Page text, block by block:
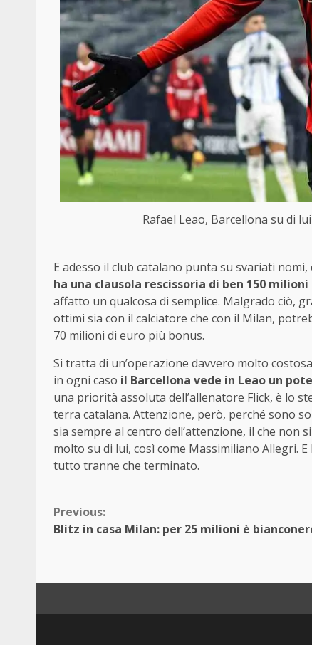
Rafael Leao, Barcellona su di
E adesso il club catalano punta su svariati
ha una clausola rescissoria di ben 150
affatto un qualcosa di semplice. Malgrado ciò,
ottimi sia con il calciatore che con il Milan,
70 milioni di euro più bonus.
Si tratta di un’operazione davvero molto
in ogni caso il Barcellona vede in Leao un
una priorità assoluta dell’allenatore Flick, è lo
terra catalana. Attenzione, però, perché sono
sia sempre al centro dell’attenzione, il che non
molto su di lui, così come Massimiliano Allegri.
tutto tranne che terminato.
Continue
Previous:
Blitz in casa Milan: per 25 milioni è